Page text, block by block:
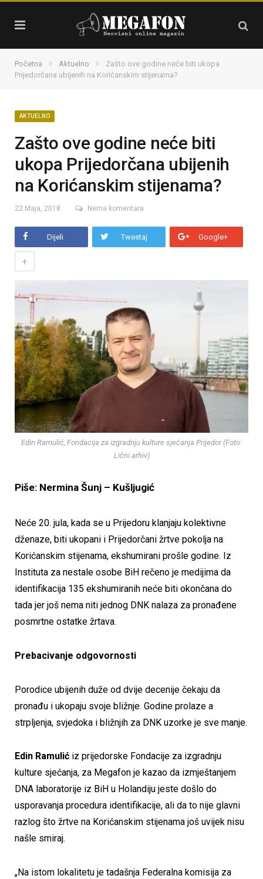
Početna » Aktuelno »
Zašto ove godine neće biti ukopa
Prijedorčana ubijenih na Korićanskim stijenama?
AKTUELNO
Zašto ove godine neće biti
ukopa Prijedorčana ubijenih
na Korićanskim stijenama?
22 Maja, 2018 Nema komentara
Dijeli Tweetaj Google+
+
Edin Ramulić, Fondacija za izgradnju kulture sjećanja Prijedor (Foto:
Lični arhiv)
Piše: Nermina Šunj – Kušljugić
Neće 20. jula, kada se u Prijedoru klanjaju kolektivne
dženaze, biti ukopani i Prijedorčani žrtve pokolja na
Korićanskim stijenama, ekshumirani prošle godine. Iz
Instituta za nestale osobe BiH rečeno je medijima da
identifikacija 135 ekshumiranih neće biti okončana do
tada jer još nema niti jednog DNK nalaza za pronađene
posmrtne ostatke žrtava.
Prebacivanje odgovornosti
Porodice ubijenih duže od dvije decenije čekaju da
pronađu i ukopaju svoje bližnje. Godine prolaze a
strpljenja, svjedoka i bližnjih za DNK uzorke je sve manje.
Edin Ramulić iz prijedorske Fondacije za izgradnju
kulture sjećanja, za Megafon je kazao da izmještanjem
DNA laboratorije iz BiH u Holandiju jeste došlo do
usporavanja procedura identifikacije, ali da to nije glavni
razlog što žrtve na Korićanskim stijenama još uvijek nisu
našle smiraj.
„Na istom lokalitetu je tadašnja Federalna komisija za